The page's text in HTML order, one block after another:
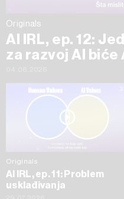
Originals
AI IRL, ep. 12:
za razvoj AI biće
Originals
AI IRL, ep. 11: Problem
usklađivanja